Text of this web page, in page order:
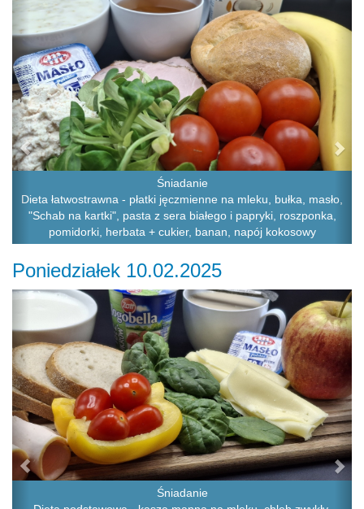
Śniadanie
Dieta łatwostrawna - płatki jęczmienne na mleku, bułka, masło,
"Schab na kartki", pasta z sera białego i papryki, roszponka,
pomidorki, herbata + cukier, banan, napój kokosowy
Poniedziałek 10.02.2025
Śniadanie
Previous